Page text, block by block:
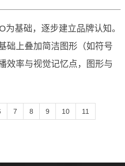
户看到精心打磨的三个方案
心与努力，产生 “花一份钱，
崇感受，让他们在选择过程
略背后蕴含着多维度的考量
服务领域，向客户提供三个
做法，这一策略背后蕴含着
。 首先，从客户角度来看，
足他们对品牌视觉形象的多
了一扇窗，窗外不同的风景
需要提供几个方案？
基础，逐步建立品牌认知。
础上叠加简洁图形（如符号
效率与视觉记忆点，图形与
基础，逐步建立品牌认知。
础上叠加简洁图形（如符号
7 8 9 10 11